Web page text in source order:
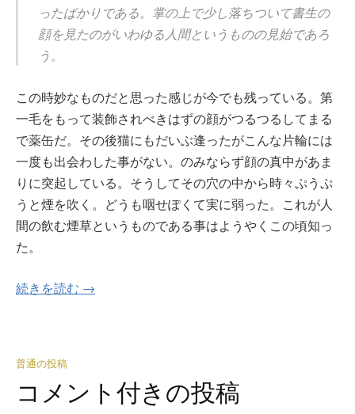
ったばかりである。掌の上で少し落ちついて書生の
顔を見たのがいわゆる人間というものの見始であろ
う。
この時妙なものだと思った感じが今でも残っている。第
一毛をもって装飾されべきはずの顔がつるつるしてまる
で薬缶だ。その後猫にもだいぶ逢ったがこんな片輪には
一度も出会わした事がない。のみならず顔の真中があま
りに突起している。そうしてその穴の中から時々ぷうぷ
うと煙を吹く。どうも咽せぽくて実に弱った。これが人
間の飲む煙草というものである事はようやくこの頃知っ
た。
続きを読む →
普通の投稿
コメント付きの投稿